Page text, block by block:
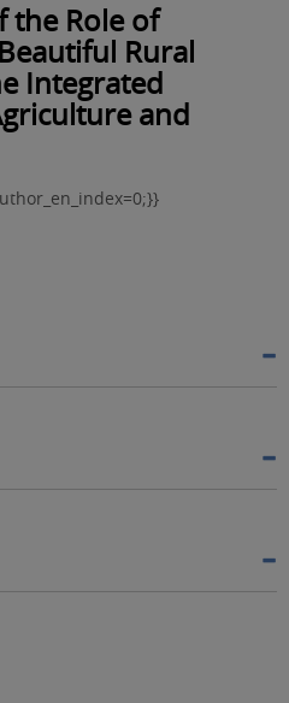
the Role of
Rural
Integrated
and